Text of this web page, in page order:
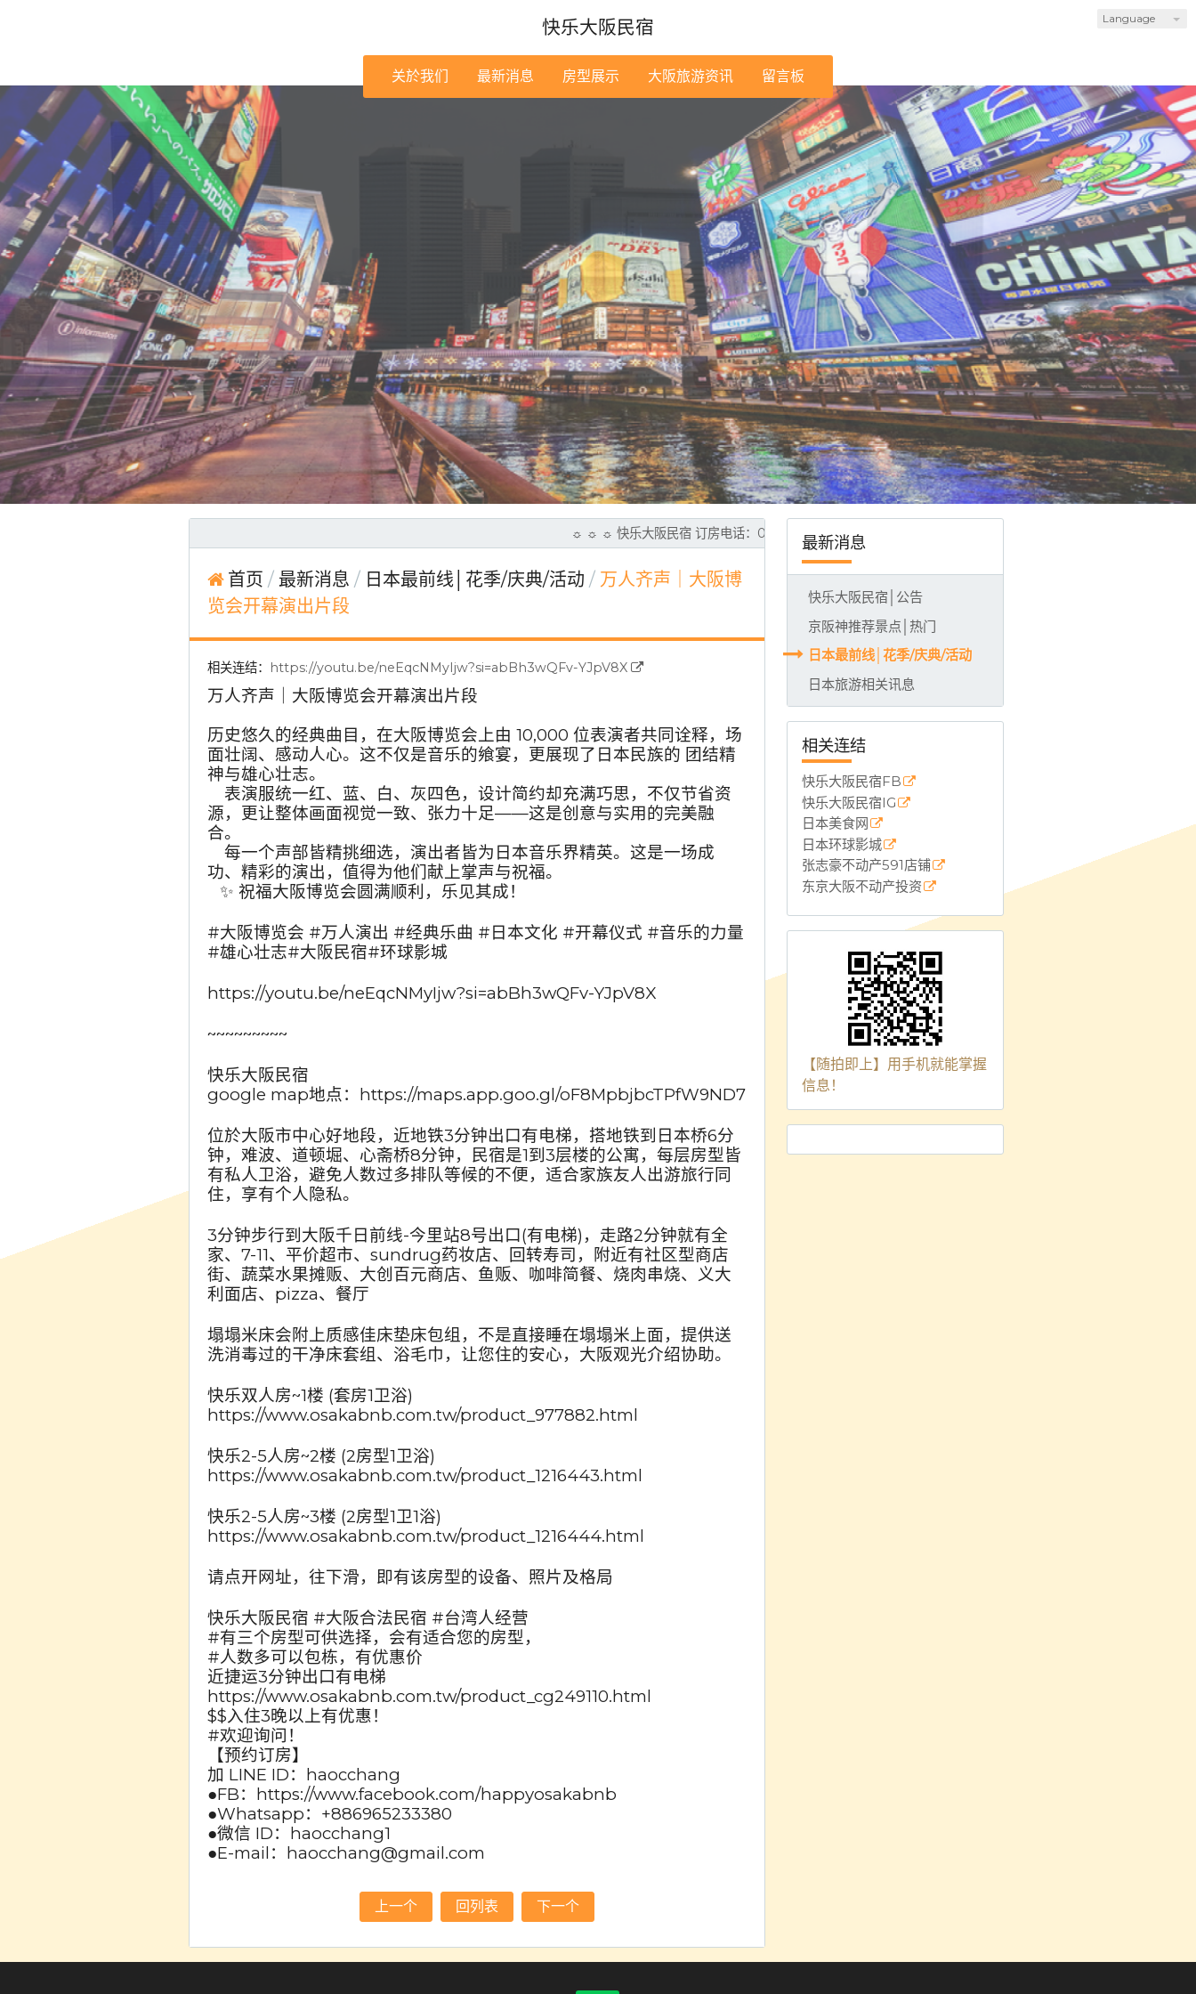
Language
快乐大阪民宿
关於我们 最新消息 房型展示 大阪旅游资讯 留言板
最新消息
快乐大阪民宿│公告
京阪神推荐景点│热门
日本最前线│花季/庆典/活动
日本旅游相关讯息
相关连结
快乐大阪民宿FB
快乐大阪民宿IG
日本美食网
日本环球影城
张志豪不动产591店铺
东京大阪不动产投资
【随拍即上】用手机就能掌握
信息！
☼ ☼ ☼ 快乐大阪民宿 订房电话：0965-233-380 (LINE)，大阪市中心合法民宿，整栋全新装潢，房间整层独立
首页 最新消息 日本最前线│花季/庆典/活动
万人齐声｜大阪博
览会开幕演出片段
相关连结： https://youtu.be/neEqcNMyIjw?si=abBh3wQFv-YJpV8X
万人齐声｜大阪博览会开幕演出片段
历史悠久的经典曲目，在大阪博览会上由 10,000 位表演者共同诠释，场
面壮阔、感动人心。这不仅是音乐的飨宴，更展现了日本民族的 团结精
神与雄心壮志。
⠀ 表演服统一红、蓝、白、灰四色，设计简约却充满巧思，不仅节省资
源，更让整体画面视觉一致、张力十足——这是创意与实用的完美融
合。
⠀ 每一个声部皆精挑细选，演出者皆为日本音乐界精英。这是一场成
功、精彩的演出，值得为他们献上掌声与祝福。
⠀✨ 祝福大阪博览会圆满顺利，乐见其成！
#大阪博览会 #万人演出 #经典乐曲 #日本文化 #开幕仪式 #音乐的力量
#雄心壮志#大阪民宿#环球影城
https://youtu.be/neEqcNMyIjw?si=abBh3wQFv-YJpV8X
~~~~~~~~~
快乐大阪民宿
google map地点：https://maps.app.goo.gl/oF8MpbjbcTPfW9ND7
位於大阪市中心好地段，近地铁3分钟出口有电梯，搭地铁到日本桥6分
钟，难波、道顿堀、心斋桥8分钟，民宿是1到3层楼的公寓，每层房型皆
有私人卫浴，避免人数过多排队等候的不便，适合家族友人出游旅行同
住，享有个人隐私。
3分钟步行到大阪千日前线-今里站8号出口(有电梯)，走路2分钟就有全
家、7-11、平价超市、sundrug药妆店、回转寿司，附近有社区型商店
街、蔬菜水果摊贩、大创百元商店、鱼贩、咖啡简餐、烧肉串烧、义大
利面店、pizza、餐厅
塌塌米床会附上质感佳床垫床包组，不是直接睡在塌塌米上面，提供送
洗消毒过的干净床套组、浴毛巾，让您住的安心，大阪观光介绍协助。
快乐双人房~1楼 (套房1卫浴)
https://www.osakabnb.com.tw/product_977882.html
快乐2-5人房~2楼 (2房型1卫浴)
https://www.osakabnb.com.tw/product_1216443.html
快乐2-5人房~3楼 (2房型1卫1浴)
https://www.osakabnb.com.tw/product_1216444.html
请点开网址，往下滑，即有该房型的设备、照片及格局
快乐大阪民宿 #大阪合法民宿 #台湾人经营
#有三个房型可供选择，会有适合您的房型，
#人数多可以包栋，有优惠价
近捷运3分钟出口有电梯
https://www.osakabnb.com.tw/product_cg249110.html
$$入住3晚以上有优惠！
#欢迎询问！
【预约订房】
加 LINE ID：haocchang
●FB：https://www.facebook.com/happyosakabnb
●Whatsapp：+886965233380
●微信 ID：haocchang1
●E-mail：haocchang@gmail.com
上一个 回列表 下一个